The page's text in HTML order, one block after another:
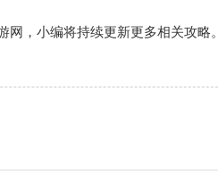
，小编将持续更新更多相关攻略。